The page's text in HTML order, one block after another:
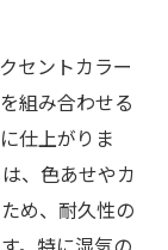
セントカラー
組み合わせる
仕上がりま
、色あせやカ
め、耐久性の